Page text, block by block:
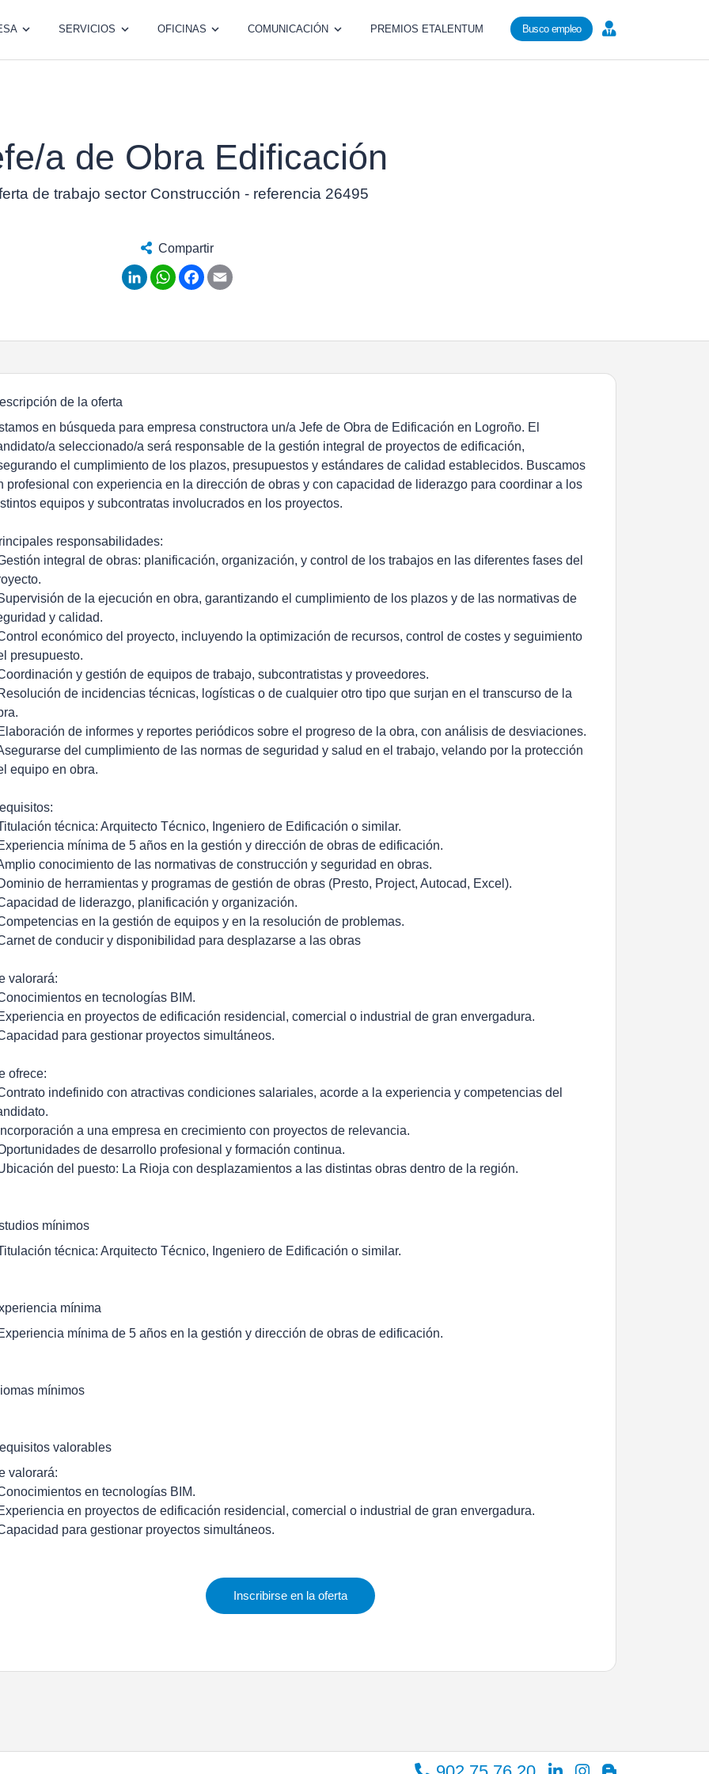
SERVICIOS OFICINAS COMUNICACIÓN PREMIOS ETALENTUM Busco empleo
a de Obra Edificación
de trabajo sector Construcción - referencia 26495
Compartir
LinkedInWhatsApp
Facebook
de la oferta
en búsqueda para empresa constructora un/a Jefe de Obra de Edificación en Logroño. El
a seleccionado/a será responsable de la gestión integral de proyectos de edificación,
el cumplimiento de los plazos, presupuestos y estándares de calidad establecidos. Buscamos
profesional con experiencia en la dirección de obras y con capacidad de liderazgo para coordinar a los
equipos y subcontratas involucrados en los proyectos.
responsabilidades:
integral de obras: planificación, organización, y control de los trabajos en las diferentes fases del
de la ejecución en obra, garantizando el cumplimiento de los plazos y de las normativas de
y calidad.
económico del proyecto, incluyendo la optimización de recursos, control de costes y seguimiento
presupuesto.
y gestión de equipos de trabajo, subcontratistas y proveedores.
de incidencias técnicas, logísticas o de cualquier otro tipo que surjan en el transcurso de la
de informes y reportes periódicos sobre el progreso de la obra, con análisis de desviaciones.
del cumplimiento de las normas de seguridad y salud en el trabajo, velando por la protección
equipo en obra.
técnica: Arquitecto Técnico, Ingeniero de Edificación o similar.
mínima de 5 años en la gestión y dirección de obras de edificación.
conocimiento de las normativas de construcción y seguridad en obras.
de herramientas y programas de gestión de obras (Presto, Project, Autocad, Excel).
de liderazgo, planificación y organización.
en la gestión de equipos y en la resolución de problemas.
de conducir y disponibilidad para desplazarse a las obras
valorará:
en tecnologías BIM.
en proyectos de edificación residencial, comercial o industrial de gran envergadura.
para gestionar proyectos simultáneos.
ofrece:
indefinido con atractivas condiciones salariales, acorde a la experiencia y competencias del
a una empresa en crecimiento con proyectos de relevancia.
de desarrollo profesional y formación continua.
del puesto: La Rioja con desplazamientos a las distintas obras dentro de la región.
mínimos
técnica: Arquitecto Técnico, Ingeniero de Edificación o similar.
mínima
mínima de 5 años en la gestión y dirección de obras de edificación.
mínimos
valorables
valorará:
en tecnologías BIM.
en proyectos de edificación residencial, comercial o industrial de gran envergadura.
para gestionar proyectos simultáneos.
Inscribirse en la oferta